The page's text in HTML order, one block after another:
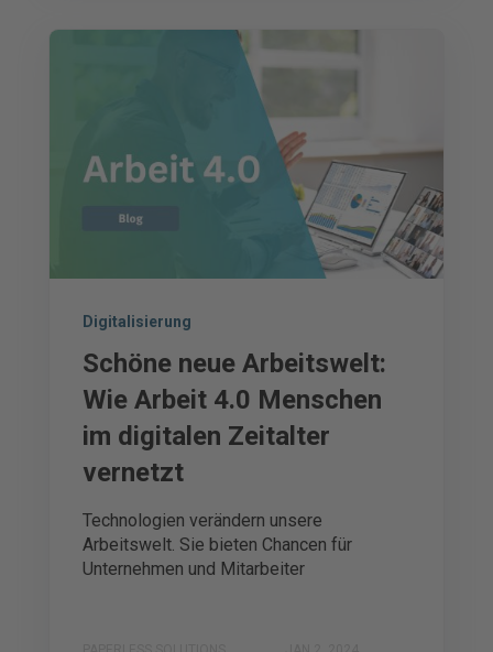
Digitalisierung
Schöne neue Arbeitswelt:
Wie Arbeit 4.0 Menschen
im digitalen Zeitalter
vernetzt
Technologien verändern unsere
Arbeitswelt. Sie bieten Chancen für
Unternehmen und Mitarbeiter